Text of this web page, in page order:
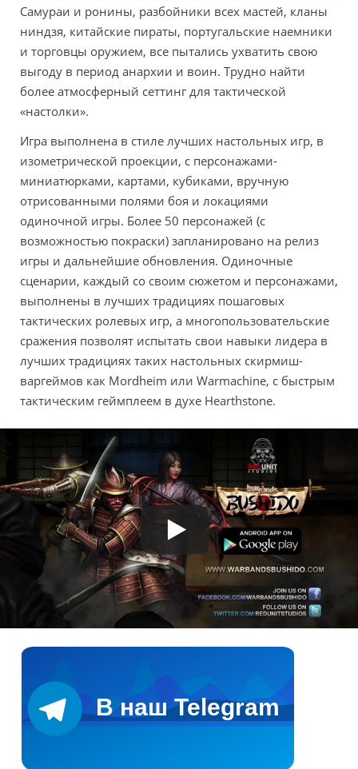
Самураи и ронины, разбойники всех мастей, кланы
ниндзя, китайские пираты, португальские наемники
и торговцы оружием, все пытались ухватить свою
выгоду в период анархии и воин. Трудно найти
более атмосферный сеттинг для тактической
«настолки».
Игра выполнена в стиле лучших настольных игр, в
изометрической проекции, с персонажами-
миниатюрками, картами, кубиками, вручную
отрисованными полями боя и локациями
одиночной игры. Более 50 персонажей (с
возможностью покраски) запланировано на релиз
игры и дальнейшие обновления. Одиночные
сценарии, каждый со своим сюжетом и персонажами,
выполнены в лучших традициях пошаговых
тактических ролевых игр, а многопользовательские
сражения позволят испытать свои навыки лидера в
лучших традициях таких настольных скирмиш-
варгеймов как Mordheim или Warmachine, с быстрым
тактическим геймплеем в духе Hearthstone.